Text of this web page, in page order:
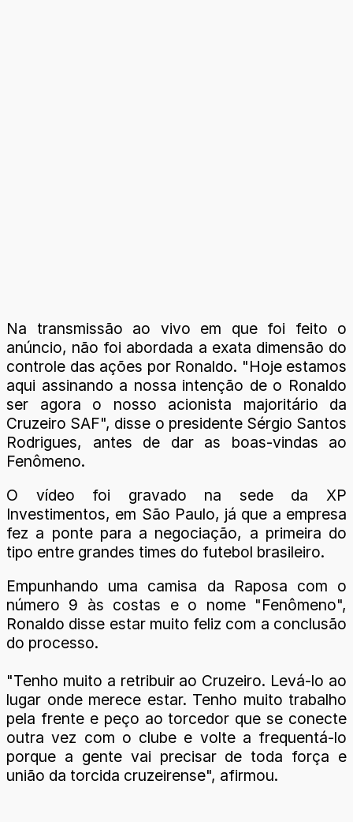
Na transmissão ao vivo em que foi feito o
anúncio, não foi abordada a exata dimensão do
controle das ações por Ronaldo. "Hoje estamos
aqui assinando a nossa intenção de o Ronaldo
ser agora o nosso acionista majoritário da
Cruzeiro SAF", disse o presidente Sérgio Santos
Rodrigues, antes de dar as boas-vindas ao
Fenômeno.
O vídeo foi gravado na sede da XP
Investimentos, em São Paulo, já que a empresa
fez a ponte para a negociação, a primeira do
tipo entre grandes times do futebol brasileiro.
Empunhando uma camisa da Raposa com o
número 9 às costas e o nome "Fenômeno",
Ronaldo disse estar muito feliz com a conclusão
do processo.
"Tenho muito a retribuir ao Cruzeiro. Levá-lo ao
lugar onde merece estar. Tenho muito trabalho
pela frente e peço ao torcedor que se conecte
outra vez com o clube e volte a frequentá-lo
porque a gente vai precisar de toda força e
união da torcida cruzeirense", afirmou.